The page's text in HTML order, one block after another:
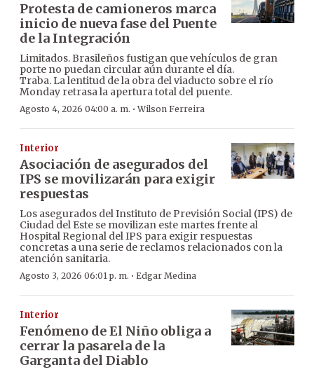
Protesta de camioneros marca
inicio de nueva fase del Puente
de la Integración
Limitados. Brasileños fustigan que vehículos de gran
porte no puedan circular aún durante el día.
Traba. La lentitud de la obra del viaducto sobre el río
Monday retrasa la apertura total del puente.
Agosto 4, 2026 04:00 a. m. ·Wilson Ferreira
Interior
Asociación de asegurados del
IPS se movilizarán para exigir
respuestas
Los asegurados del Instituto de Previsión Social (IPS) de
Ciudad del Este se movilizan este martes frente al
Hospital Regional del IPS para exigir respuestas
concretas a una serie de reclamos relacionados con la
atención sanitaria.
Agosto 3, 2026 06:01 p. m. · Edgar Medina
Interior
Fenómeno de El Niño obliga a
cerrar la pasarela de la
Garganta del Diablo